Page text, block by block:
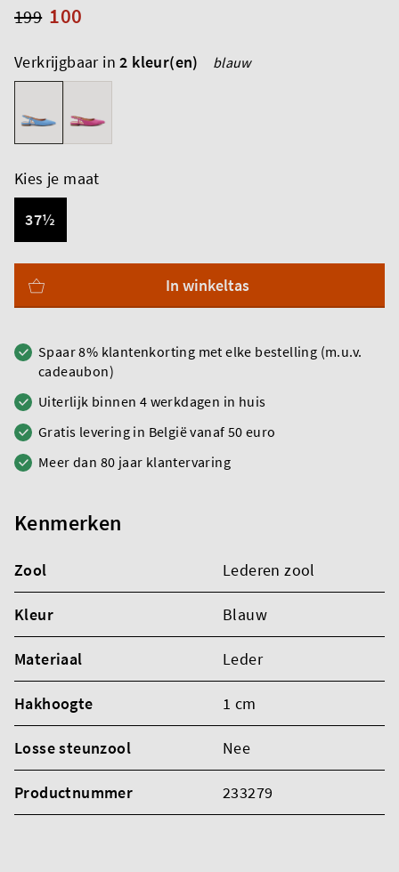
100
199
Verkrijgbaar in2 kleur(en) blauw
Kies je maat
37½
In winkeltas
Spaar 8% klantenkorting met elke bestelling (m.u.v.
cadeaubon)
Uiterlijk binnen 4 werkdagen in huis
Gratis levering in België vanaf 50 euro
Meer dan 80 jaar klantervaring
Kenmerken
Zool Lederen zool
Kleur Blauw
Materiaal Leder
Hakhoogte 1 cm
Losse steunzool Nee
Productnummer 233279